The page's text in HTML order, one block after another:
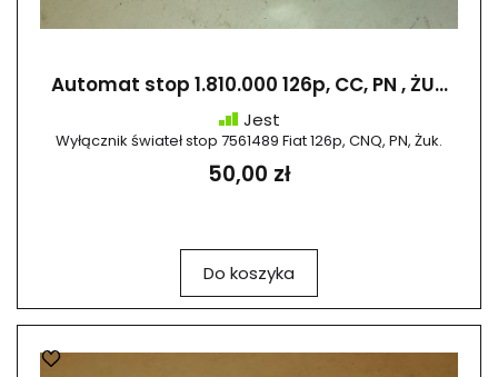
Automat stop 1.810.000 126p, CC, PN , ŻU...
Jest
Wyłącznik świateł stop 7561489 Fiat 126p, CNQ, PN, Żuk.
50,00 zł
Do koszyka